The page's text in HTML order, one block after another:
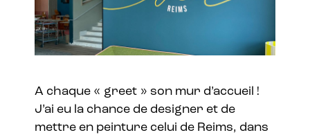
A chaque « greet » son mur d’accueil !
J’ai eu la chance de designer et de
mettre en peinture celui de Reims, dans